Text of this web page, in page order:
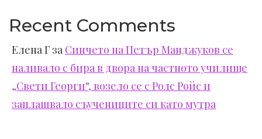
Recent Comments
Елена Г за Синчето на Петър Манджуков се
наливало с бира в двора на частното училище
„Свети Георги“, возело се с Ролс Ройс и
заплашвало съучениците си като мутра